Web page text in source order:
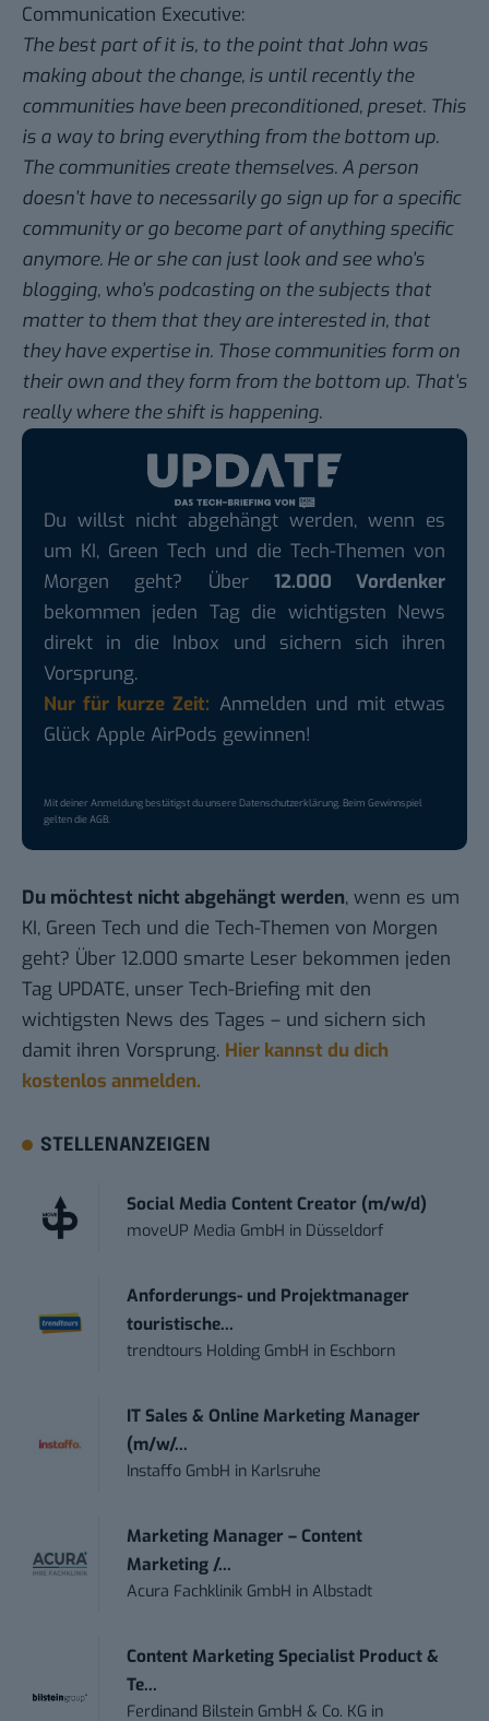
Communication Executive:
The best part of it is, to the point that John was
making about the change, is until recently the
communities have been preconditioned, preset. This
is a way to bring everything from the bottom up.
The communities create themselves. A person
doesn’t have to necessarily go sign up for a specific
community or go become part of anything specific
anymore. He or she can just look and see who’s
blogging, who’s podcasting on the subjects that
matter to them that they are interested in, that
they have expertise in. Those communities form on
their own and they form from the bottom up. That’s
really where the shift is happening.
Du willst nicht abgehängt werden, wenn es
um KI, Green Tech und die Tech-Themen von
Morgen geht? Über 12.000 Vordenker
bekommen jeden Tag die wichtigsten News
direkt in die Inbox und sichern sich ihren
Vorsprung.
Nur für kurze Zeit: Anmelden und mit etwas
Glück Apple AirPods gewinnen!
Mit deiner Anmeldung bestätigst du unsereDatenschutzerklärung. Beim Gewinnspiel
gelten dieAGB.
Du möchtest nicht abgehängt werden, wenn es um
KI, Green Tech und die Tech-Themen von Morgen
geht? Über 12.000 smarte Leser bekommen jeden
Tag UPDATE, unser Tech-Briefing mit den
wichtigsten News des Tages – und sichern sich
damit ihren Vorsprung. Hier kannst du dich
kostenlos anmelden.
STELLENANZEIGEN
Social Media Content Creator (m/w/d)
moveUP Media GmbH in Düsseldorf
Anforderungs- und Projektmanager
touristische...
trendtours Holding GmbH in Eschborn
IT Sales & Online Marketing Manager
(m/w/...
Instaffo GmbH in Karlsruhe
Marketing Manager – Content
Marketing /...
Acura Fachklinik GmbH inAlbstadt
Content Marketing Specialist Product &
Te...
Ferdinand Bilstein GmbH & Co. KG in